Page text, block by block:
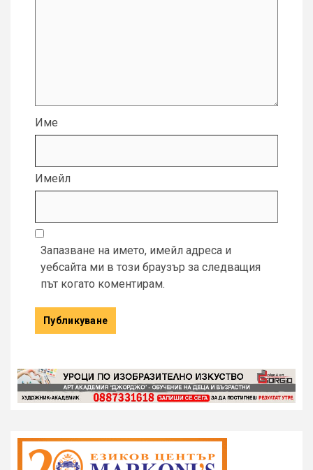
Име
Имейл
Запазване на името, имейл адреса и
уебсайта ми в този браузър за следващия
път когато коментирам.